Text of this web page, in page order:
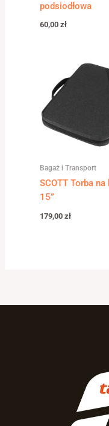
podsiodłowa
60,00zł
Bagaż i Transport
SCOTT Torba
15”
179,00zł